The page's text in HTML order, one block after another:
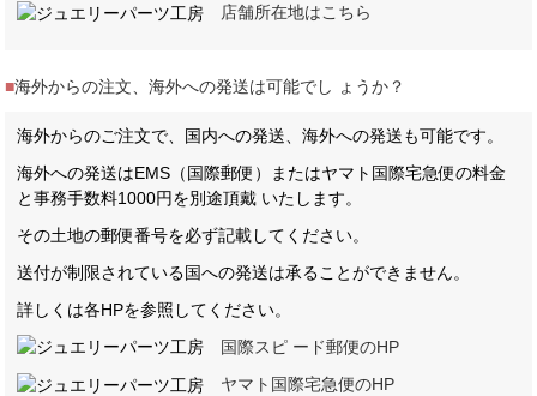
店舗所在地はこちら
■海外からの注文、海外への発送は可能でし ょうか？
海外からのご注文で、国内への発送、海外への発送も可能です。
海外への発送はEMS（国際郵便）またはヤマト国際宅急便の料金
と事務手数料1000円を別途頂戴 いたします。
その土地の郵便番号を必ず記載してください。
送付が制限されている国への発送は承ることができません。
詳しくは各HPを参照してください。
国際スピ ード郵便のHP
ヤマト国際宅急便のHP